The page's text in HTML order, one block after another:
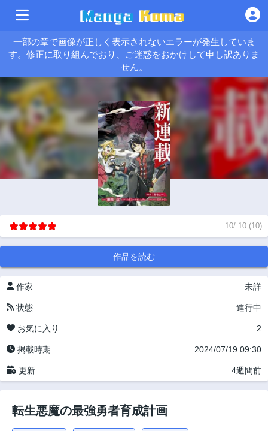
一部の章で画像が正しく表示されないエラーが発生していま
す。修正に取り組んでおり、ご迷惑をおかけして申し訳ありま
せん。
10/ 10 (10)
作品を読む
作家 未詳
状態 進行中
お気に入り 2
掲載時期 2024/07/19 09:30
更新 4週間前
転生悪魔の最強勇者育成計画